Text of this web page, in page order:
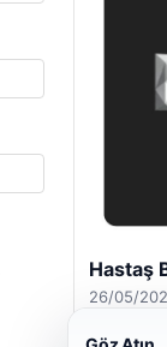
Hastaş
26/05/